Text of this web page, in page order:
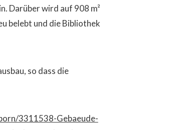
Darüber wird auf 908 m²
belebt und die Bibliothek
so dass die
3311538-Gebaeude-